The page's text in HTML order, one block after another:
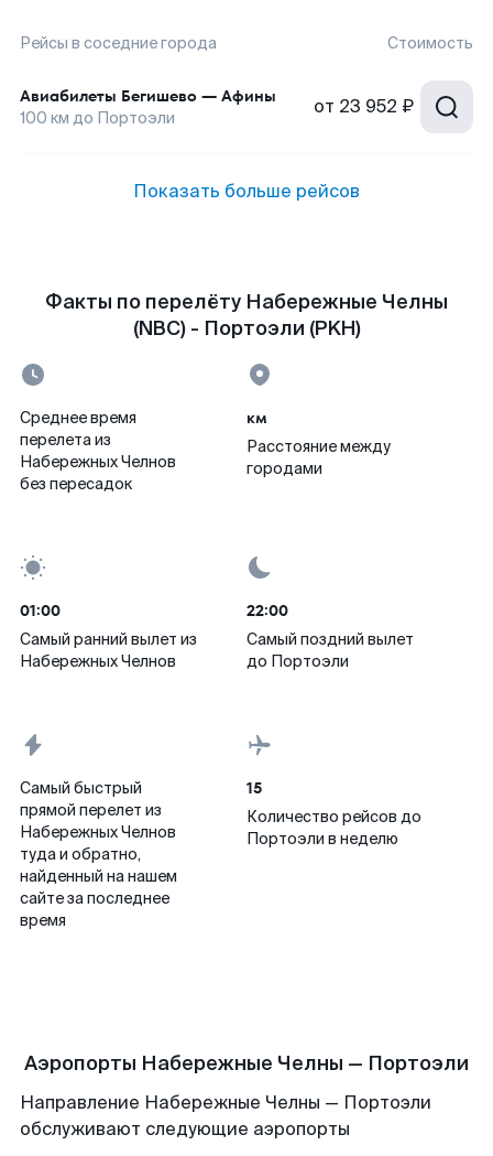
Рейсы в соседние города Стоимость
Авиабилеты Бегишево — Афины
100 км до Портоэли от 23 952 ₽
Показать больше рейсов
Факты по перелёту Набережные Челны
(NBC) - Портоэли (PKH)
Среднее время
перелета из
Набережных Челнов
без пересадок
км
Расстояние между
городами
01:00
Самый ранний вылет из
Набережных Челнов
22:00
Самый поздний вылет
до Портоэли
Самый быстрый
прямой перелет из
Набережных Челнов
туда и обратно,
найденный на нашем
сайте за последнее
время
15
Количество рейсов до
Портоэли в неделю
Аэропорты Набережные Челны — Портоэли
Направление Набережные Челны — Портоэли
обслуживают следующие аэропорты